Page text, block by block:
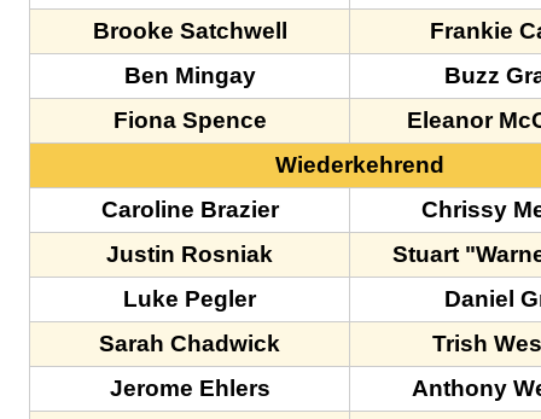
Brooke Satchwell
Frankie
Ben Mingay
Buzz
Fiona Spence
Eleanor
Wiederkehrend
Caroline Brazier
Chrissy
Justin Rosniak
Stuart
Luke Pegler
Daniel
Sarah Chadwick
Trish
Jerome Ehlers
Anthony